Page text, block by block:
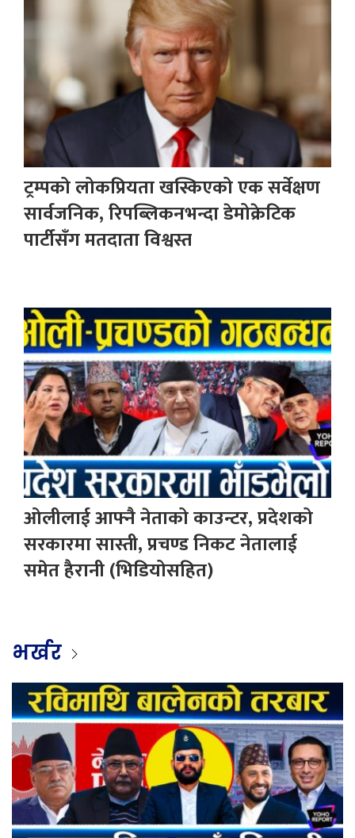
ट्रम्पको लोकप्रियता खस्किएको एक सर्वेक्षण
सार्वजनिक, रिपब्लिकनभन्दा डेमोक्रेटिक
पार्टीसँग मतदाता विश्वस्त
ओलीलाई आफ्नै नेताको काउन्टर, प्रदेशको
सरकारमा सास्ती, प्रचण्ड निकट नेतालाई
समेत हैरानी (भिडियोसहित)
भर्खर